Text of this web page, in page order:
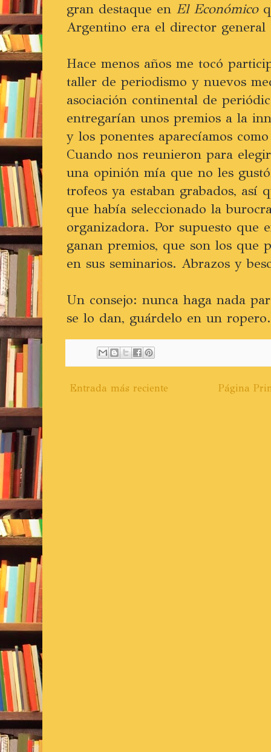
gran destaque en El Económico
Argentino era el director
Hace menos años me tocó
taller de periodismo y nuevos
asociación continental de
entregarían unos premios a la
y los ponentes aparecíamos
Cuando nos reunieron para
una opinión mía que no les
trofeos ya estaban grabados, así
que había seleccionado la
organizadora. Por supuesto que
ganan premios, que son los que
en sus seminarios. Abrazos y
Un consejo: nunca haga nada
se lo dan, guárdelo en un ropero.
Entrada más reciente Página